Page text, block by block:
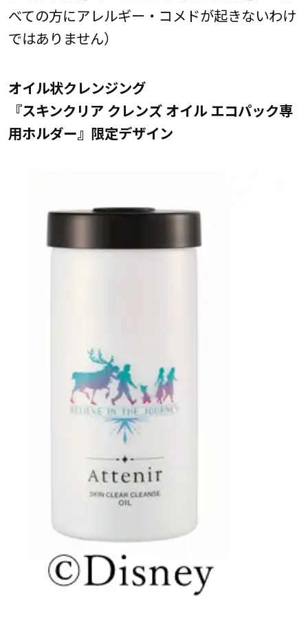
べての方にアレルギー・コメドが起きないわけ
ではありません）
オイル状クレンジング
『スキンクリア クレンズ オイル エコパック専
用ホルダー』限定デザイン